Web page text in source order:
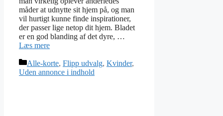
måder at udnytte sit hjem på, og man
vil hurtigt kunne finde inspirationer,
der passer lige netop dit hjem. Bladet
er en god blanding af det dyre, …
Læs mere
Kategorier
Alle-korte, Flipp udvalg, Kvinder,
Uden annonce i indhold